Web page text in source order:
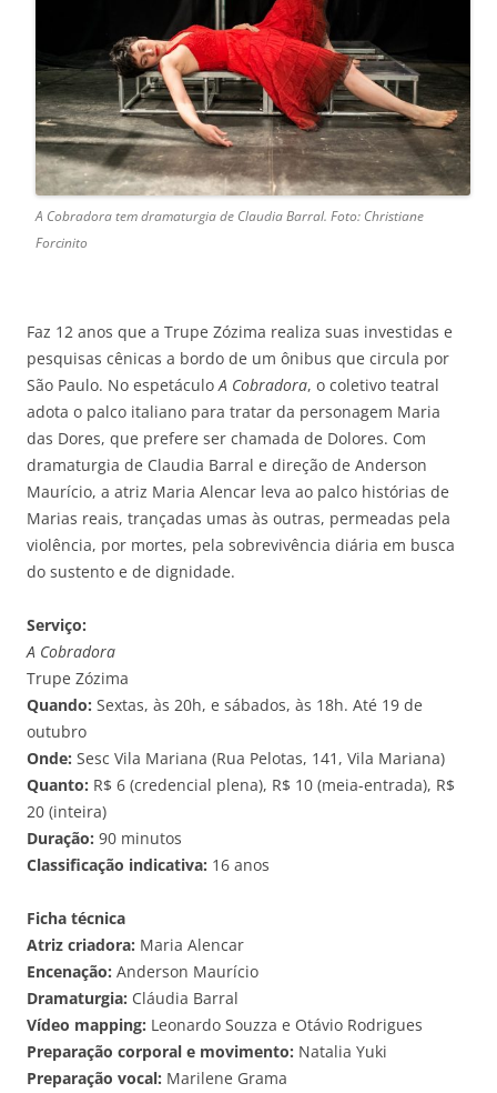
A Cobradora tem dramaturgia de Claudia Barral. Foto: Christiane
Forcinito
Faz 12 anos que a Trupe Zózima realiza suas investidas e
pesquisas cênicas a bordo de um ônibus que circula por
São Paulo. No espetáculoA Cobradora, o coletivo teatral
adota o palco italiano para tratar da personagem Maria
das Dores, que prefere ser chamada de Dolores. Com
dramaturgia de Claudia Barral e direção de Anderson
Maurício, a atriz Maria Alencar leva ao palco histórias de
Marias reais, trançadas umas às outras, permeadas pela
violência, por mortes, pela sobrevivência diária em busca
do sustento e de dignidade.
Serviço:
A Cobradora
Trupe Zózima
Quando: Sextas, às 20h, e sábados, às 18h. Até 19 de
outubro
Onde: Sesc Vila Mariana (Rua Pelotas, 141, Vila Mariana)
Quanto: R$ 6 (credencial plena), R$ 10 (meia-entrada), R$
20 (inteira)
Duração: 90 minutos
Classificação indicativa: 16 anos
Ficha técnica
Atriz criadora: Maria Alencar
Encenação: Anderson Maurício
Dramaturgia: Cláudia Barral
Vídeo mapping: Leonardo Souzza e Otávio Rodrigues
Preparação corporal e movimento: Natalia Yuki
Preparação vocal: Marilene Grama